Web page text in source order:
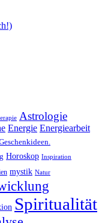
Astrologie
Energie Energiearbeit
Horoskop Inspiration
mystik Natur
Spiritualität